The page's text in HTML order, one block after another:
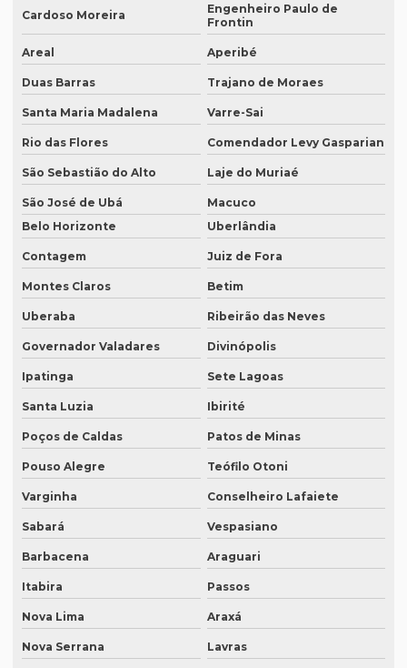
Empresa de tradução de artigos em recife
Empresa de tradução de artigos em sp
Empresa de tradução brasil
Empresa de tradução campinas
Empresa de tradução de documentos
Empresa tradução espanhol
Empresa de tradução especializada
Empresa de tradução especializada em brasília
Empresa de tradução especializada em recife
Empresa de tradução para eventos
Empresa de tradução em ingles
Empresa de tradução ingles portugues
Empresa tradução japonês
Empresa de tradução juramentada
Empresa de tradução juramentada para diplomas
Empresa de tradução juramentada para diplomas em brasília
alegre
Empresa de tradução juramentada em inglês
Empresa de tradução juramentada em inglês em campinas
Empresa de tradução juramentada em inglês em sp
Cardoso Moreira
Engenheiro Paulo de
Frontin
Areal Aperibé
Duas Barras Trajano de Moraes
Santa Maria Madalena Varre-Sai
Rio das Flores Comendador Levy Gasparian
São Sebastião do Alto Laje do Muriaé
São José de Ubá
Macuco
Belo Horizonte
Uberlândia
Contagem Juiz de Fora
Montes Claros Betim
Uberaba Ribeirão das Neves
Governador Valadares Divinópolis
Ipatinga Sete Lagoas
Santa Luzia Ibirité
Poços de Caldas Patos de Minas
Pouso Alegre Teófilo Otoni
Varginha Conselheiro Lafaiete
Sabará Vespasiano
Barbacena Araguari
Itabira Passos
Nova Lima Araxá
Nova Serrana Lavras